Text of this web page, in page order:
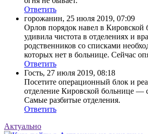
Ответить
горожанин, 25 июля 2019, 07:09
Орлов порядок навел в
удивила чистота в отделениях и
родственников со списками
которых нет в больнице. Сейчас
Ответить
Гость, 27 июля 2019, 08:18
Посетите операционный блок и
отделение Кировской больнице —
Самые разбитые отделения.
Ответить
Актуально